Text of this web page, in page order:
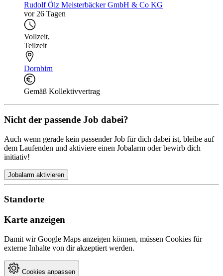
Rudolf Ölz Meisterbäcker GmbH & Co KG
vor 26 Tagen
Vollzeit,
Teilzeit
Dornbirn
Gemäß Kollektivvertrag
Nicht der passende Job dabei?
Auch wenn gerade kein passender Job für dich dabei ist, bleibe auf
dem Laufenden und aktiviere einen Jobalarm oder bewirb dich
initiativ!
Jobalarm aktivieren
Standorte
Karte anzeigen
Damit wir Google Maps anzeigen können, müssen Cookies für
externe Inhalte von dir akzeptiert werden.
Cookies anpassen